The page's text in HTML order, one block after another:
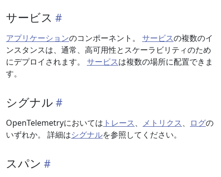
サービス
アプリケーションのコンポーネント。 サービスの複数のイ
ンスタンスは、通常、高可用性とスケーラビリティのため
にデプロイされます。 サービスは複数の場所に配置できま
す。
シグナル
OpenTelemetryにおいては トレース、 メトリクス、 ログの
いずれか。 詳細はシグナルを参照してください。
スパン